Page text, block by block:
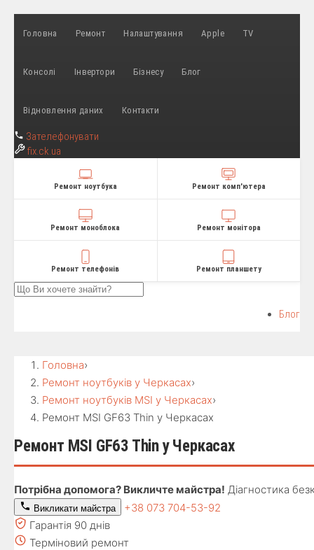
Головна Ремонт Налаштування Apple TV
Консолі Інвертори Бізнесу Блог
Відновлення даних Контакти
Зателефонувати
fix.ck.ua
Ремонт ноутбука Ремонт комп'ютера
Ремонт моноблока Ремонт монітора
Ремонт телефонів Ремонт планшету
Блог
Головна›
Ремонт ноутбуків у Черкасах›
Ремонт ноутбуків MSI у Черкасах›
Ремонт MSI GF63 Thin у Черкасах
Ремонт MSI GF63 Thin у Черкасах
Потрібна допомога? Викличте майстра! Діагностика
Викликати майстра
+38 073 704-53-92
Гарантія 90 днів
Терміновий ремонт